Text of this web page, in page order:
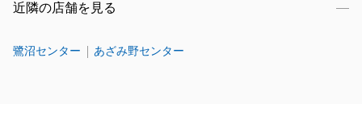
近隣の店舗を見る
鷺沼センター あざみ野センター